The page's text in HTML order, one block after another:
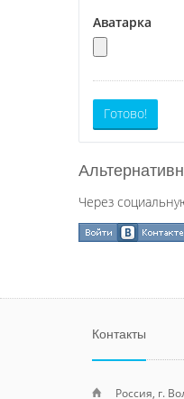
Аватарка
Готово!
Через
Контакты
Россия, г.